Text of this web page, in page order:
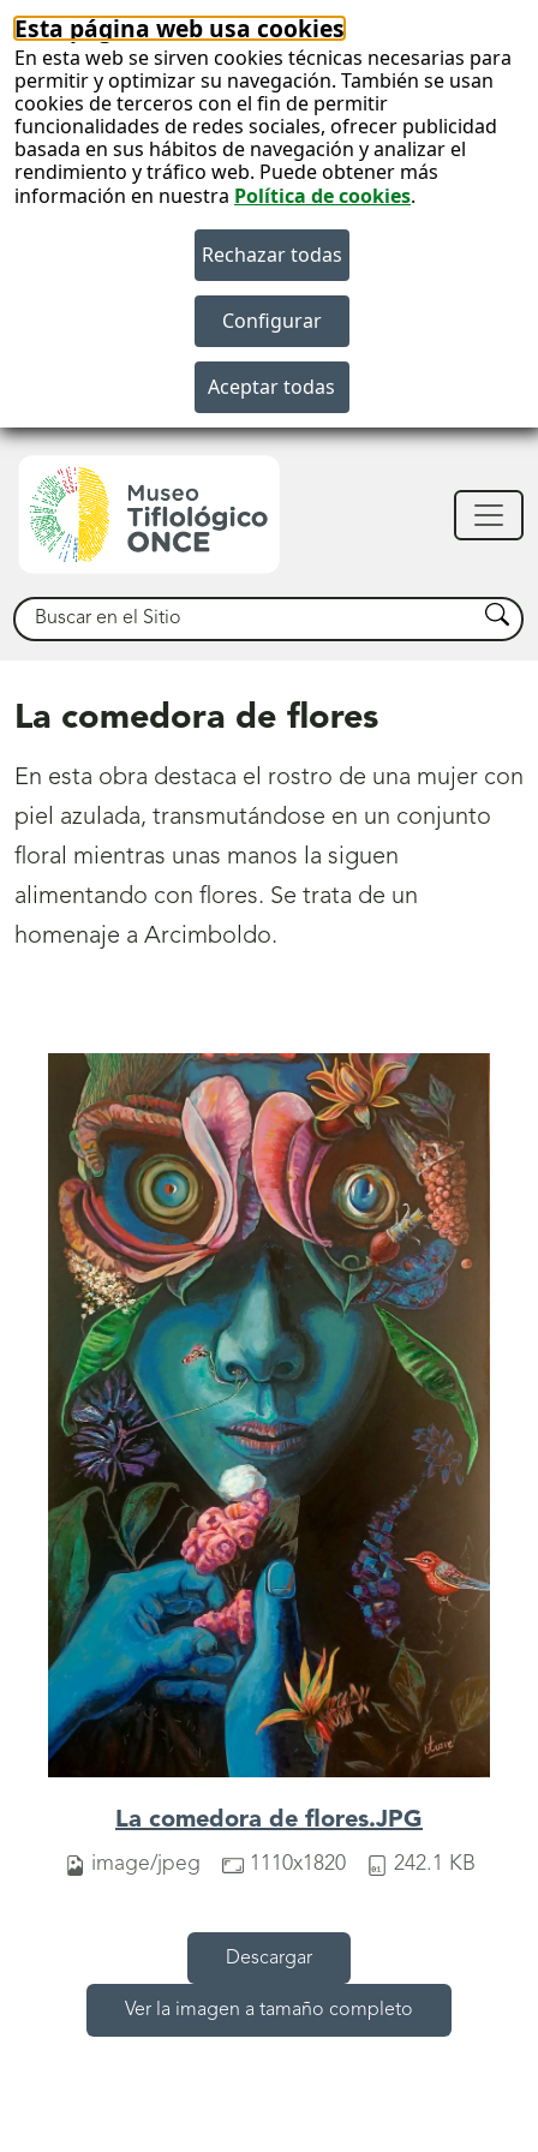
Esta página web usa cookies
En esta web se sirven cookies técnicas necesarias para
permitir y optimizar su navegación. También se usan
cookies de terceros con el fin de permitir
funcionalidades de redes sociales, ofrecer publicidad
basada en sus hábitos de navegación y analizar el
rendimiento y tráfico web. Puede obtener más
información en nuestra Política de cookies.
Buscar Buscar
La comedora de flores
En esta obra destaca el rostro de una mujer con
piel azulada, transmutándose en un conjunto
floral mientras unas manos la siguen
alimentando con flores. Se trata de un
homenaje a Arcimboldo.
La comedora de flores.JPG
image/jpeg 1110x1820 242.1 KB
Descargar
Ver la imagen a tamaño completo